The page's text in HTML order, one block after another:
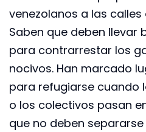
venezolanos a las calles
Saben que deben llevar
para contrarrestar los
nocivos. Han marcado
para refugiarse cuando
o los colectivos pasan
que no deben